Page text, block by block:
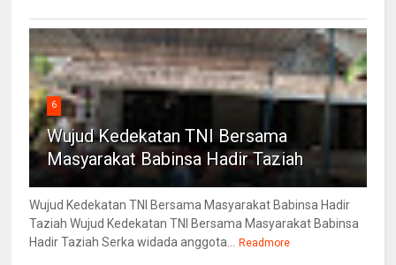
6
Wujud Kedekatan TNI Bersama
Masyarakat Babinsa Hadir Taziah
Wujud Kedekatan TNI Bersama Masyarakat Babinsa Hadir
Taziah Wujud Kedekatan TNI Bersama Masyarakat Babinsa
Hadir Taziah Serka widada anggota... Readmore